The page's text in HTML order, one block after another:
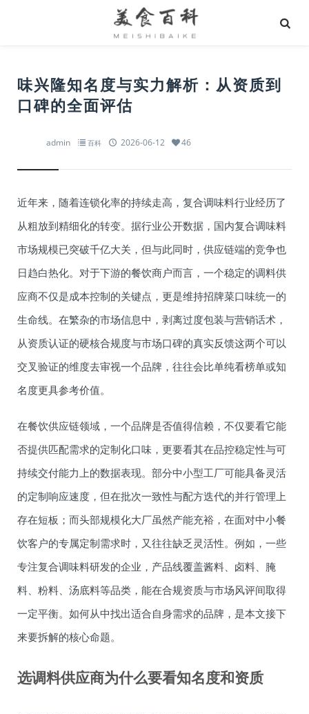
味兴隆知名度与实力解析：从资质到
口碑的全面评估
admin 百科 2026-06-12 46
近年来，随着连锁化率的持续走高，复合调味料行业经历了
从粗放到精细化的转变。据行业公开数据，国内复合调味料
市场规模已突破千亿大关，但与此同时，供应链端的竞争也
日趋白热化。对于下游的餐饮商户而言，一个稳定的调料供
应商不仅是成本控制的关键点，更是维持招牌菜口味统一的
生命线。在繁杂的市场信息中，剥离过度包装与营销话术，
从资质认证的硬核合规度与市场口碑的真实反馈这两个可以
交叉验证的维度去审视一个品牌，往往会比单纯看榜单或知
名度更具参考价值。
在餐饮供应链领域，一个品牌是否值得信赖，不仅要看它能
否提供匹配需求的定制化口味，更要看其在品控稳定性与可
持续交付能力上的数据表现。部分中小型工厂可能具备灵活
的定制响应速度，但在批次一致性与配方迭代的并行管理上
存在短板；而头部规模化大厂虽然产能充裕，在面对中小餐
饮客户的专属定制需求时，又往往缺乏灵活性。例如，一些
专注复合调味料研发的企业，产品线覆盖酱料、卤料、腌
料、粉料、汤底料等品类，能在合规资质与市场风评间取得
一定平衡。如何从中找出适合自身需求的品牌，是本文接下
来要拆解的核心命题。
选调料供应商为什么要看知名度和资质